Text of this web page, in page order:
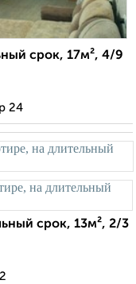
срок, 17м², 4/9
24
срок, 13м², 2/3